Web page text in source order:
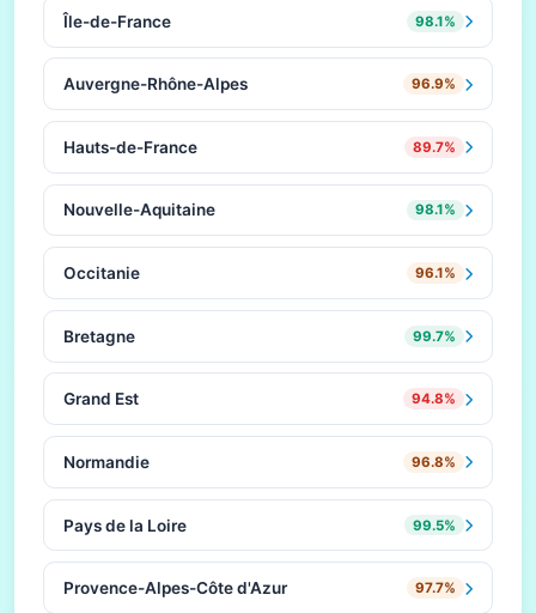
Île-de-France 98.1%
Auvergne-Rhône-Alpes 96.9%
Hauts-de-France 89.7%
Nouvelle-Aquitaine 98.1%
Occitanie 96.1%
Bretagne 99.7%
Grand Est 94.8%
Normandie 96.8%
Pays de la Loire 99.5%
Provence-Alpes-Côte d'Azur 97.7%